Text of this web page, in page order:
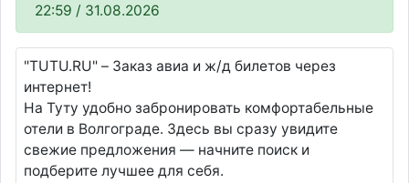
22:59 / 31.08.2026
"TUTU.RU" – Заказ авиа и ж/д билетов через
интернет!
На Туту удобно забронировать комфортабельные
отели в Волгограде. Здесь вы сразу увидите
свежие предложения — начните поиск и
подберите лучшее для себя.